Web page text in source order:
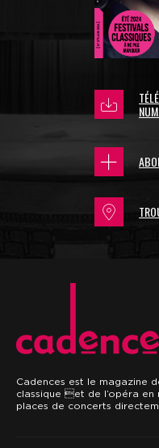
Cadences est le magazine
classique et de l’opéra en
places de concerts